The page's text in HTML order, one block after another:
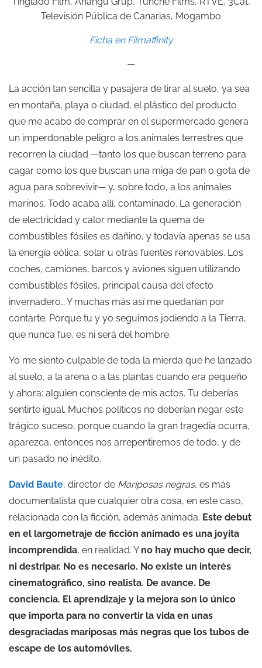
Televisión Pública de Canarias, Mogambo
Ficha en Filmaffinity
—
La acción tan sencilla y pasajera de tirar al suelo, ya sea
en montaña, playa o ciudad, el plástico del producto
que me acabo de comprar en el supermercado genera
un imperdonable peligro a los animales terrestres que
recorren la ciudad —tanto los que buscan terreno para
cagar como los que buscan una miga de pan o gota de
agua para sobrevivir— y, sobre todo, a los animales
marinos. Todo acaba allí, contaminado. La generación
de electricidad y calor mediante la quema de
combustibles fósiles es dañino, y todavía apenas se usa
la energía eólica, solar u otras fuentes renovables. Los
coches, camiones, barcos y aviones siguen utilizando
combustibles fósiles, principal causa del efecto
invernadero… Y muchas más así me quedarían por
contarte. Porque tu y yo seguimos jodiendo a la Tierra,
que nunca fue, es ni será del hombre.
Yo me siento culpable de toda la mierda que he lanzado
al suelo, a la arena o a las plantas cuando era pequeño
y ahora: alguien consciente de mis actos. Tu deberías
sentirte igual. Muchos políticos no deberían negar este
trágico suceso, porque cuando la gran tragedia ocurra,
aparezca, entonces nos arrepentiremos de todo, y de
un pasado no inédito.
David Baute, director de Mariposas negras, es más
documentalista que cualquier otra cosa, en este caso,
relacionada con la ficción, además animada. Este debut
en el largometraje de ficción animado es una joyita
incomprendida, en realidad. Y no hay mucho que decir,
ni destripar. No es necesario. No existe un interés
cinematográfico, sino realista. De avance. De
conciencia. El aprendizaje y la mejora son lo único
que importa para no convertir la vida en unas
desgraciadas mariposas más negras que los tubos de
escape de los automóviles.